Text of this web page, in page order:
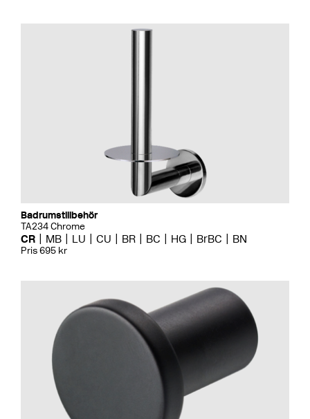
Badrumstillbehör
TA234 Chrome
CR MB LU CU BR BC HG BrBC BN
Pris 695 kr